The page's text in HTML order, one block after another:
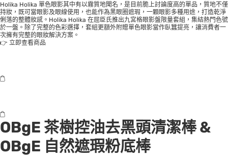
Holika Holika 單色眼影其中有以霧質地聞名，是目前脆上討論度高的單品，質地不僅
持妝，既可當眼影及眼線使用，也能作為黑眼圈遮瑕，一顆眼影多種用途，打造乾淨
俐落的整體妝感。Holika Holika 在屈臣氏推出九宮格眼影盤限量套組，集結熱門色號
於一盤。除了完整的色彩選擇，套組更額外附贈單色眼影當作臥蠶提亮，讓消費者一
次擁有完整的眼妝解決方案。
👉 立即查看商品
OBgE 茶樹控油去黑頭清潔棒 &
OBgE 自然遮瑕粉底棒